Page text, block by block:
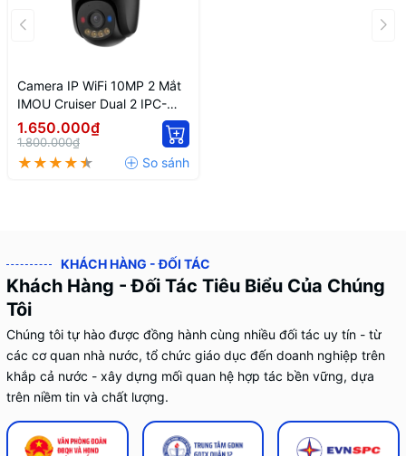
Camera IP WiFi 10MP 2 Mắt
IMOU Cruiser Dual 2 IPC-
S7XP-10M0WED AI Full Color
1.650.000₫
1.800.000₫
KHÁCH HÀNG - ĐỐI TÁC
Khách Hàng - Đối Tác Tiêu Biểu Của Chúng
Tôi
Chúng tôi tự hào được đồng hành cùng nhiều đối tác uy tín - từ
các cơ quan nhà nước, tổ chức giáo dục đến doanh nghiệp trên
khắp cả nước - xây dựng mối quan hệ hợp tác bền vững, dựa
trên niềm tin và chất lượng.